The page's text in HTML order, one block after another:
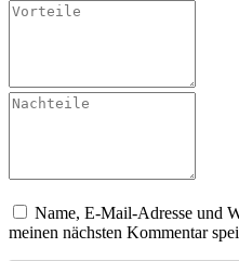
Name, E-Mail-Adresse und
meinen nächsten Kommentar